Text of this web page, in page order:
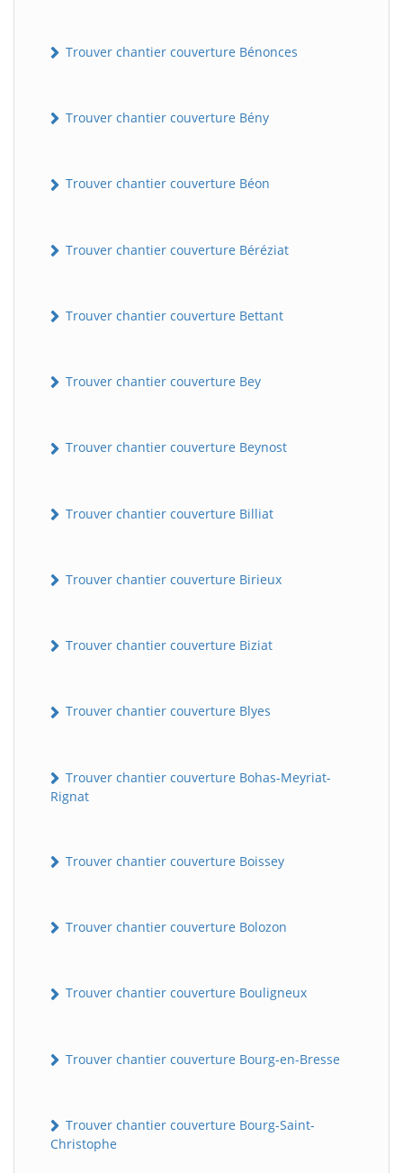
Trouver chantier couverture Bénonces
Trouver chantier couverture Bény
Trouver chantier couverture Béon
Trouver chantier couverture Béréziat
Trouver chantier couverture Bettant
Trouver chantier couverture Bey
Trouver chantier couverture Beynost
Trouver chantier couverture Billiat
Trouver chantier couverture Birieux
Trouver chantier couverture Biziat
Trouver chantier couverture Blyes
Trouver chantier couverture Bohas-Meyriat-
Rignat
Trouver chantier couverture Boissey
Trouver chantier couverture Bolozon
Trouver chantier couverture Bouligneux
Trouver chantier couverture Bourg-en-Bresse
Trouver chantier couverture Bourg-Saint-
Christophe